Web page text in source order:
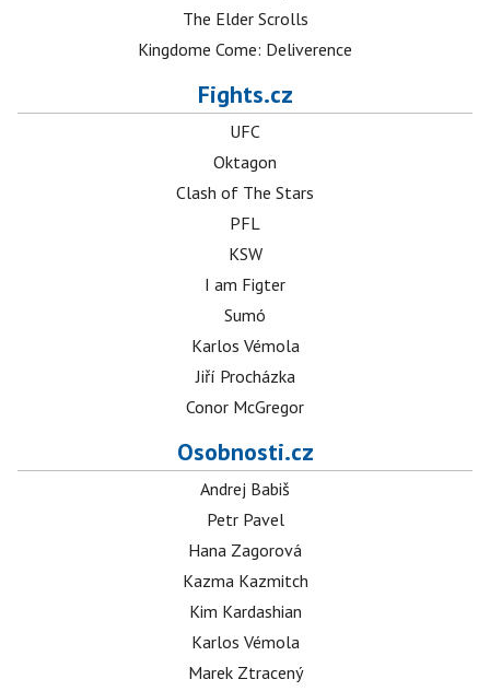
The Elder Scrolls
Kingdome Come: Deliverence
Fights.cz
UFC
Oktagon
Clash of The Stars
PFL
KSW
I am Figter
Sumó
Karlos Vémola
Jiří Procházka
Conor McGregor
Osobnosti.cz
Andrej Babiš
Petr Pavel
Hana Zagorová
Kazma Kazmitch
Kim Kardashian
Karlos Vémola
Marek Ztracený